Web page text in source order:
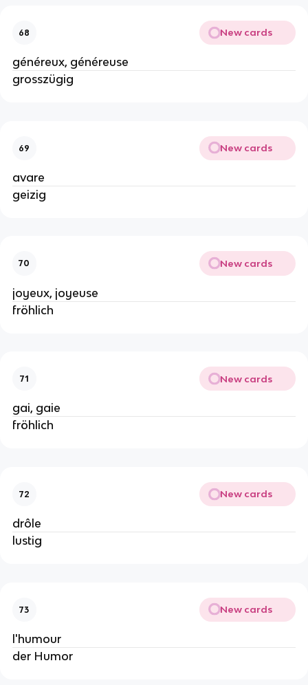
68 New cards
généreux, généreuse
grosszügig
69 New cards
avare
geizig
70 New cards
joyeux, joyeuse
fröhlich
71 New cards
gai, gaie
fröhlich
72 New cards
drôle
lustig
73 New cards
l'humour
der Humor